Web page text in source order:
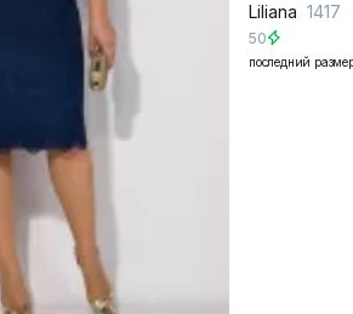
Liliana 1417
50
последний